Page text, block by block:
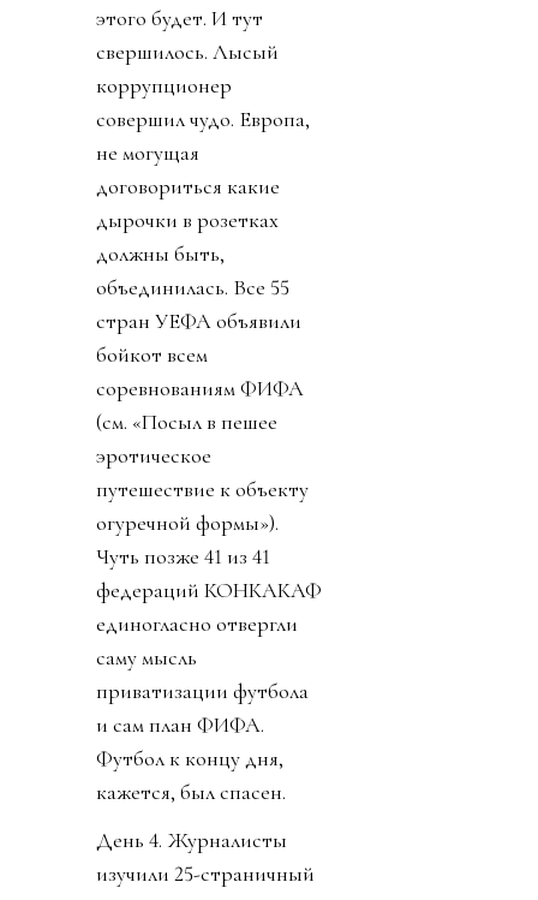
этого будет. И тут
свершилось. Лысый
коррупционер
совершил чудо. Европа,
не могущая
договориться какие
дырочки в розетках
должны быть,
объединилась. Все 55
стран УЕФА объявили
бойкот всем
соревнованиям ФИФА
(см. «Посыл в пешее
эротическое
путешествие к объекту
огуречной формы»).
Чуть позже 41 из 41
федераций КОНКАКАФ
единогласно отвергли
саму мысль
приватизации футбола
и сам план ФИФА.
Футбол к концу дня,
кажется, был спасен.
День 4. Журналисты
изучили 25-страничный